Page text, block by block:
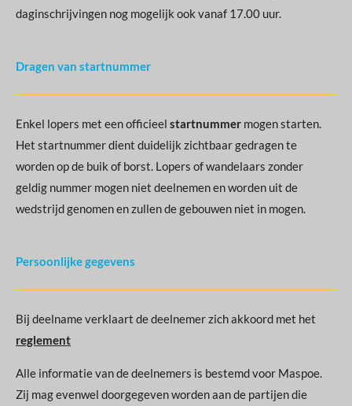
daginschrijvingen nog mogelijk ook vanaf 17.00 uur.
Dragen van startnummer
Enkel lopers met een officieel startnummer mogen starten.
Het startnummer dient duidelijk zichtbaar gedragen te
worden op de buik of borst. Lopers of wandelaars zonder
geldig nummer mogen niet deelnemen en worden uit de
wedstrijd genomen en zullen de gebouwen niet in mogen.
Persoonlijke gegevens
Bij deelname verklaart de deelnemer zich akkoord met het
reglement
Alle informatie van de deelnemers is bestemd voor Maspoe.
Zij mag evenwel doorgegeven worden aan de partijen die